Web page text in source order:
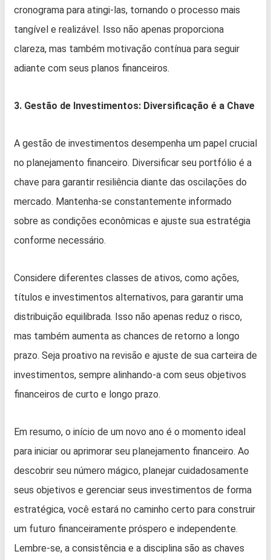
cronograma para atingi-las, tornando o processo mais
tangível e realizável. Isso não apenas proporciona
clareza, mas também motivação contínua para seguir
adiante com seus planos financeiros.
3. Gestão de Investimentos: Diversificação é a Chave
A gestão de investimentos desempenha um papel crucial
no planejamento financeiro. Diversificar seu portfólio é a
chave para garantir resiliência diante das oscilações do
mercado. Mantenha-se constantemente informado
sobre as condições econômicas e ajuste sua estratégia
conforme necessário.
Considere diferentes classes de ativos, como ações,
títulos e investimentos alternativos, para garantir uma
distribuição equilibrada. Isso não apenas reduz o risco,
mas também aumenta as chances de retorno a longo
prazo. Seja proativo na revisão e ajuste de sua carteira de
investimentos, sempre alinhando-a com seus objetivos
financeiros de curto e longo prazo.
Em resumo, o início de um novo ano é o momento ideal
para iniciar ou aprimorar seu planejamento financeiro. Ao
descobrir seu número mágico, planejar cuidadosamente
seus objetivos e gerenciar seus investimentos de forma
estratégica, você estará no caminho certo para construir
um futuro financeiramente próspero e independente.
Lembre-se, a consistência e a disciplina são as chaves